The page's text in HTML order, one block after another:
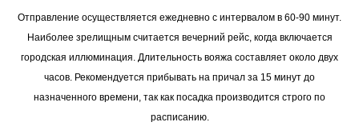
Отправление осуществляется ежедневно с интервалом в 60-90 минут.
Наиболее зрелищным считается вечерний рейс, когда включается
городская иллюминация. Длительность вояжа составляет около двух
часов. Рекомендуется прибывать на причал за 15 минут до
назначенного времени, так как посадка производится строго по
расписанию.